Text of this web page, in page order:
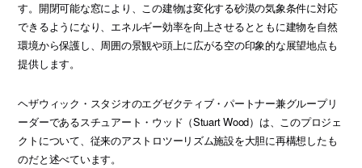
す。開閉可能な窓により、この建物は変化する砂漠の気象条件に対応
できるようになり、エネルギー効率を向上させるとともに建物を自然
環境から保護し、周囲の景観や頭上に広がる空の印象的な展望地点も
提供します。
ヘザウィック・スタジオのエグゼクティブ・パートナー兼グループリ
ーダーであるスチュアート・ウッド（Stuart Wood）は、このプロジェ
クトについて、従来のアストロツーリズム施設を大胆に再構想したも
のだと述べています。